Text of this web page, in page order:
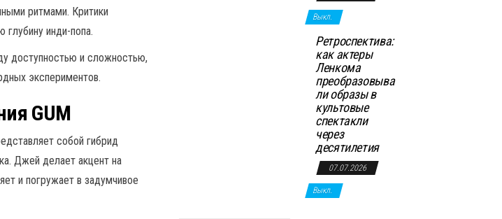
ритмами. Критики
глубину инди-попа.
доступностью и сложностью,
экспериментов.
GUM
собой гибрид
Джей делает акцент на
и погружает в задумчивое
Выкл.
Ретроспектива:
как актеры
Ленкома
преобразовыва
ли образы в
культовые
спектакли
через
десятилетия
07.07.2026
Выкл.